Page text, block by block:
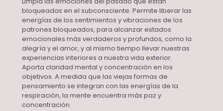
bloqueadas en el subconsciente. Permite liberar las
energías de los sentimientos y vibraciones de los
patrones bloqueados, para alcanzar estados
emocionales más verdaderos y profundos, como la
alegría y el amor, y al mismo tiempo llevar nuestras
experiencias interiores a nuestra vida exterior.
Aporta claridad mental y concentración en los
objetivos. A medida que las viejas formas de
pensamiento se integran con las energías de la
respiración, la mente encuentra más paz y
concentración.